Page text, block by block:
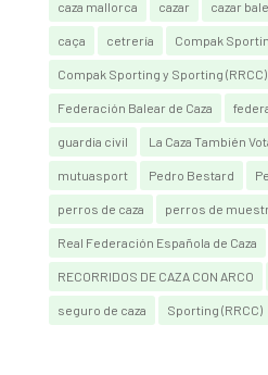
caza mallorca cazar cazar
caça cetrería Compak
Compak Sporting y Sporting (RRCC)
Federación Balear de Caza
guardia civil La Caza También
mutuasport Pedro Bestard
perros de caza perros de
Real Federación Española de Caza
RECORRIDOS DE CAZA CON ARCO
seguro de caza Sporting (RRCC)